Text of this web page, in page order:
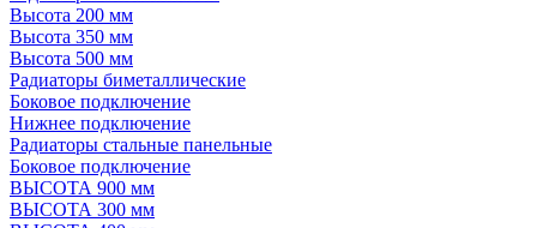
Высота 200 мм
Высота 350 мм
Высота 500 мм
Радиаторы биметаллические
Боковое подключение
Нижнее подключение
Радиаторы стальные панельные
Боковое подключение
ВЫСОТА 900 мм
ВЫСОТА 300 мм